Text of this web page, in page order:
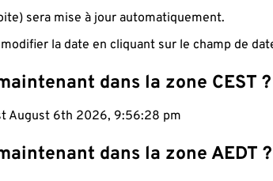
sera mise à jour automatiquement.
la date en cliquant sur le champ de
dans la zone CEST ?
August 6th 2026, 9:56:29 pm
dans la zone AEDT ?